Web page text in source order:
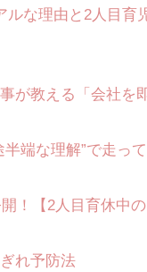
ルな理由と2人目育
が教える「会社を
端な理解”で走っ
！【2人目育休中
れ予防法